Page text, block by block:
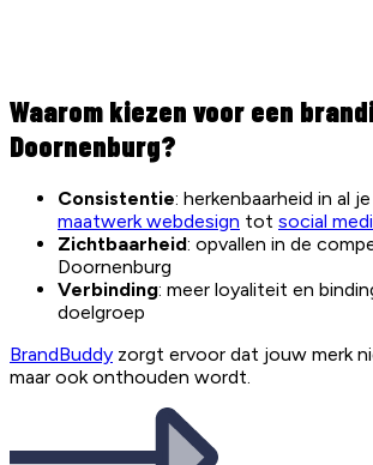
Waarom kiezen voor een
Doornenburg?
Consistentie: herkenbaarheid in al
maatwerk webdesign tot social
Zichtbaarheid: opvallen in de
Doornenburg
Verbinding: meer loyaliteit en
doelgroep
BrandBuddy zorgt ervoor dat jouw merk
maar ook onthouden wordt.